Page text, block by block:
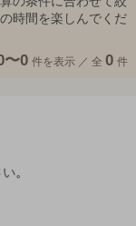
時間を楽しんでくだ
〜0 件を表示 ／ 全 0 件
。